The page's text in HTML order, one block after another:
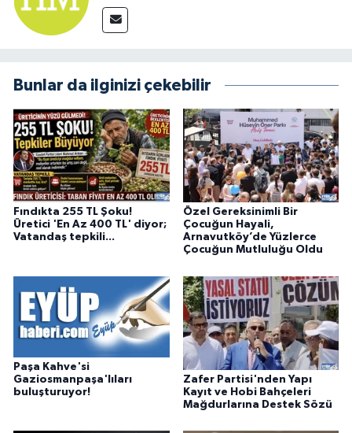
Bunlar da ilginizi çekebilir
Fındıkta 255 TL Şoku!
Üretici 'En Az 400 TL' diyor;
Vatandaş tepkili...
Özel Gereksinimli Bir
Çocuğun Hayali,
Arnavutköy’de Yüzlerce
Çocuğun Mutluluğu Oldu
Paşa Kahve'si
Gaziosmanpaşa'lıları
buluşturuyor!
Zafer Partisi'nden Yapı
Kayıt ve Hobi Bahçeleri
Mağdurlarına Destek Sözü